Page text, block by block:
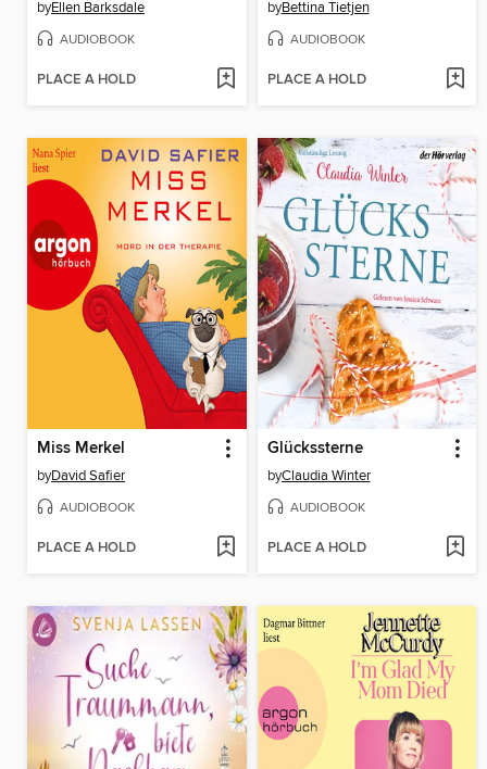
byEllen Barksdale
AUDIOBOOK
PLACE A HOLD
byBettina Tietjen
AUDIOBOOK
PLACE A HOLD
Miss Merkel
byDavid Safier
AUDIOBOOK
PLACE A HOLD
Glückssterne
byClaudia Winter
AUDIOBOOK
PLACE A HOLD